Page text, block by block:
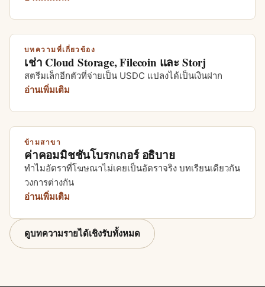
บทความที่เกี่ยวข้อง
เช่า Cloud Storage, Filecoin และ Storj
สตรีมเล็กอีกตัวที่จ่ายเป็น USDC แปลงได้เป็นเงินฝาก
อ่านเพิ่มเติม
ข้ามสาขา
ค่าคอมมิชชันโบรกเกอร์ อธิบาย
ทำไมอัตราที่โฆษณาไม่เคยเป็นอัตราจริง บทเรียนเดียวกัน
วงการต่างกัน
อ่านเพิ่มเติม
ดูบทความรายได้เชิงรับทั้งหมด